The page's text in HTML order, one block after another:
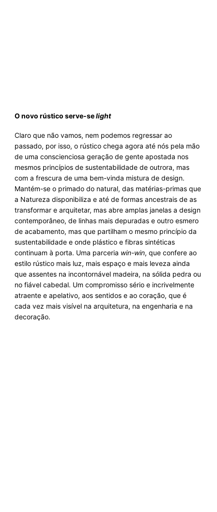
O novo rústico serve-selight
Claro que não vamos, nem podemos regressar ao
passado, por isso, o rústico chega agora até nós pela mão
de uma conscienciosa geração de gente apostada nos
mesmos princípios de sustentabilidade de outrora, mas
com a frescura de uma bem-vinda mistura de design.
Mantém-se o primado do natural, das matérias-primas que
a Natureza disponibiliza e até de formas ancestrais de as
transformar e arquitetar, mas abre amplas janelas a design
contemporâneo, de linhas mais depuradas e outro esmero
de acabamento, mas que partilham o mesmo princípio da
sustentabilidade e onde plástico e fibras sintéticas
continuam à porta. Uma parceria win-win, que confere ao
estilo rústico mais luz, mais espaço e mais leveza ainda
que assentes na incontornável madeira, na sólida pedra ou
no fiável cabedal. Um compromisso sério e incrivelmente
atraente e apelativo, aos sentidos e ao coração, que é
cada vez mais visível na arquitetura, na engenharia e na
decoração.